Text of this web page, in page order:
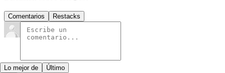
Comentarios Restacks
Lo mejor de Último